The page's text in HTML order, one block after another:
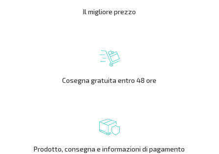
Il migliore prezzo
Cosegna gratuita entro 48 ore
Prodotto, consegna e informazioni di pagamento